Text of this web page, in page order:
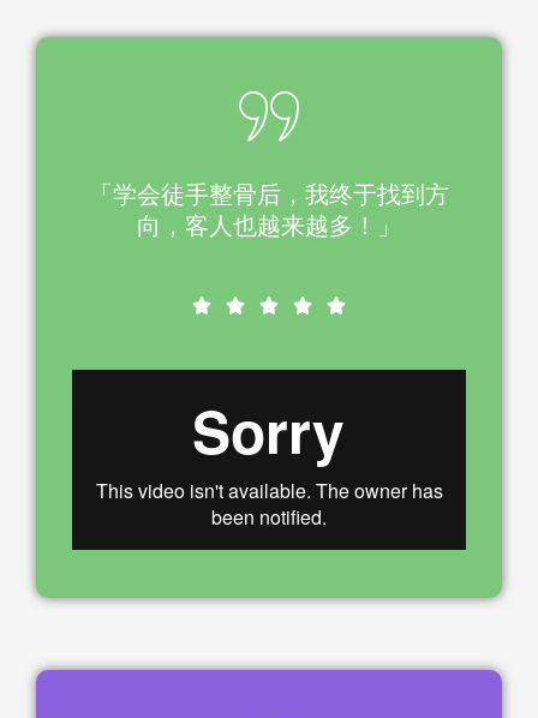
「学会徒手整骨后，我终于找到方
向，客人也越来越多！」